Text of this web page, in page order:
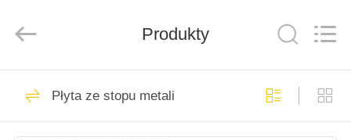
DOM
PRODUKTY
dostawca.
Copyright
2025
tube.com.
Rura ze stali
Produkty
Płyta ze stopu metali